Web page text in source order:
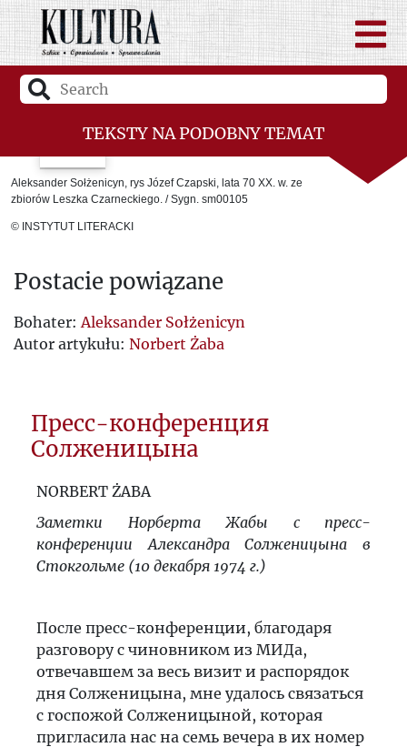
TEKSTY NA PODOBNY TEMAT
Гедройц как восточный человек
Ежи Гедройц: урок порядочности
Aleksander Sołżenicyn, rys Józef Czapski, lata 70 XX. w. ze
zbiorów Leszka Czarneckiego. / Sygn. sm00105
© INSTYTUT LITERACKI
Postacie powiązane
Bohater:Aleksander Sołżenicyn
Autor artykułu: Norbert Żaba
Пресс-конференция
Солженицына
NORBERT ŻABA
Заметки Норберта Жабы с пресс-
конференции Александра Солженицына в
Стокгольме (10 декабря 1974 г.)
После пресс-конференции, благодаря
разговору с чиновником из МИДа,
отвечавшем за весь визит и распорядок
дня Солженицына, мне удалось связаться
с госпожой Солженицыной, которая
пригласила нас на семь вечера в их номер